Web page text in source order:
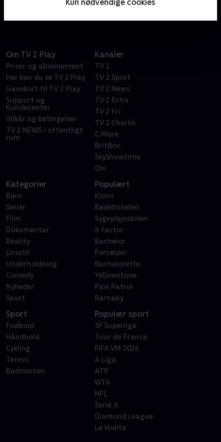
Kun nødvendige cookies
lokale håndværkere.
Om TV 2 Play
Priser og abonnement
Her kan du se TV 2 Play
Gavekort til TV 2 Play
Support og
Kundecenter
Vilkår og betingelser
TV 2 NEWS i offentligt
rum
Kanaler
TV 2
TV 2 Sport
TV 2 News
TV 2 Echo
TV 2 Fri
TV 2 Charlie
C More
BritBox
SkyShowtime
Oiii
Kategorier
Børn
Serier
Film
Dokumentar
Reality
Livsstil
Underholdning
Comedy
Nyheder
Sport
Populært
Klovn
Badehotellet
Sygeplejeskolen
X Factor
Bachelor
Forræder
Bachelorette
Yellowstone
Paw Patrol
Barnaby
Sport
Fodbold
Håndbold
Cykling
Tennis
Badminton
Populær sport
3F Superliga
Tour de France
FIFA VM 2026
A Liga
ATP
WTA
NFL
Serie A
Diamond League
La Vuelta